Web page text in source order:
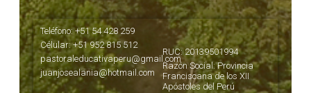
Teléfono: +51 54 428 259
Célular: +51 952 815 512
pastoraleducativaperu@gmail.com
juanjosealania@hotmail.com
RUC: 20139501994
Razón Social: Provincia
Franciscana de los XII
Apóstoles del Perú